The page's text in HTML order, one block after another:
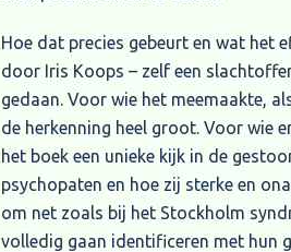
Hoe dat precies gebeurt en wat het
door Iris Koops – zelf een
gedaan. Voor wie het meemaakte,
de herkenning heel groot. Voor wie
het boek een unieke kijk in de
psychopaten en hoe zij sterke en
om net zoals bij het Stockholm
volledig gaan identificeren met hun